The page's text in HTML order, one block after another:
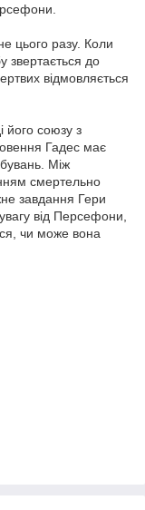
цього разу. Коли
звертається до
відмовляється
його союзу з
Гадес має
Між
смертельно
завдання Гери
від Персефони,
чи може вона